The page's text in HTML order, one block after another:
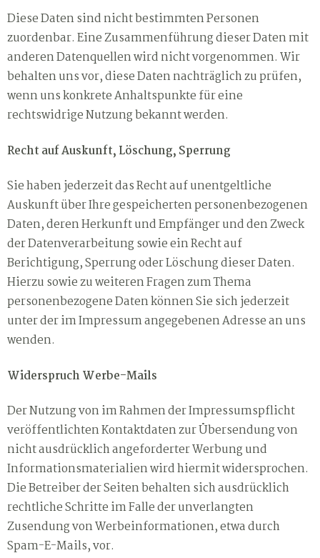
Diese Daten sind nicht bestimmten Personen
zuordenbar. Eine Zusammenführung dieser Daten mit
anderen Datenquellen wird nicht vorgenommen. Wir
behalten uns vor, diese Daten nachträglich zu prüfen,
wenn uns konkrete Anhaltspunkte für eine
rechtswidrige Nutzung bekannt werden.
Recht auf Auskunft, Löschung, Sperrung
Sie haben jederzeit das Recht auf unentgeltliche
Auskunft über Ihre gespeicherten personenbezogenen
Daten, deren Herkunft und Empfänger und den Zweck
der Datenverarbeitung sowie ein Recht auf
Berichtigung, Sperrung oder Löschung dieser Daten.
Hierzu sowie zu weiteren Fragen zum Thema
personenbezogene Daten können Sie sich jederzeit
unter der im Impressum angegebenen Adresse an uns
wenden.
Widerspruch Werbe-Mails
Der Nutzung von im Rahmen der Impressumspflicht
veröffentlichten Kontaktdaten zur Übersendung von
nicht ausdrücklich angeforderter Werbung und
Informationsmaterialien wird hiermit widersprochen.
Die Betreiber der Seiten behalten sich ausdrücklich
rechtliche Schritte im Falle der unverlangten
Zusendung von Werbeinformationen, etwa durch
Spam-E-Mails, vor.